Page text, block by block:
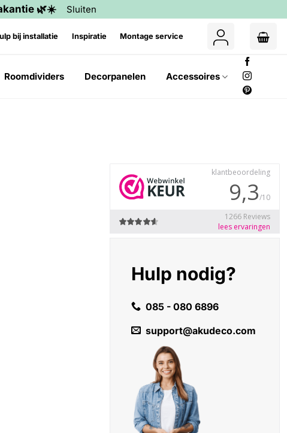
🌿☀️ Sluiten
bij installatie Inspiratie Montage service
Roomdividers Decorpanelen Accessoires
Hulp nodig?
085 - 080 6896
support@akudeco.com